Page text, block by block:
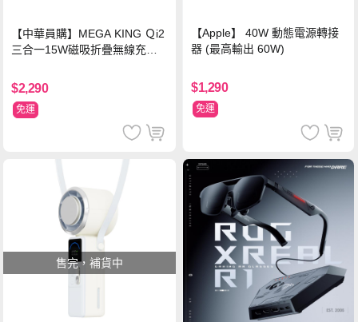
【中華員購】MEGA KING Ｑi2
三合一15W磁吸折疊無線充電
$2,290
免運
【Apple】 40W 動態電源轉接
器 (最高輸出 60W)
$1,290
免運
售完，補貨中